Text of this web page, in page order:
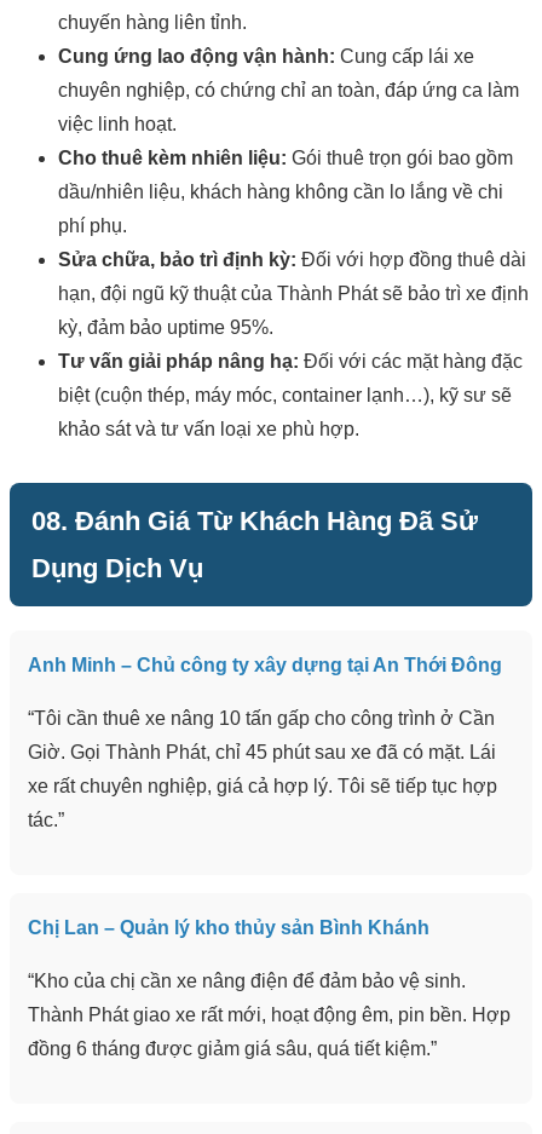
chuyến hàng liên tỉnh.
Cung ứng lao động vận hành: Cung cấp lái xe
chuyên nghiệp, có chứng chỉ an toàn, đáp ứng ca làm
việc linh hoạt.
Cho thuê kèm nhiên liệu: Gói thuê trọn gói bao gồm
dầu/nhiên liệu, khách hàng không cần lo lắng về chi
phí phụ.
Sửa chữa, bảo trì định kỳ: Đối với hợp đồng thuê dài
hạn, đội ngũ kỹ thuật của Thành Phát sẽ bảo trì xe định
kỳ, đảm bảo uptime 95%.
Tư vấn giải pháp nâng hạ: Đối với các mặt hàng đặc
biệt (cuộn thép, máy móc, container lạnh…), kỹ sư sẽ
khảo sát và tư vấn loại xe phù hợp.
08. Đánh Giá Từ Khách Hàng Đã Sử
Dụng Dịch Vụ
Anh Minh – Chủ công ty xây dựng tại An Thới Đông
“Tôi cần thuê xe nâng 10 tấn gấp cho công trình ở Cần
Giờ. Gọi Thành Phát, chỉ 45 phút sau xe đã có mặt. Lái
xe rất chuyên nghiệp, giá cả hợp lý. Tôi sẽ tiếp tục hợp
tác.”
Chị Lan – Quản lý kho thủy sản Bình Khánh
“Kho của chị cần xe nâng điện để đảm bảo vệ sinh.
Thành Phát giao xe rất mới, hoạt động êm, pin bền. Hợp
đồng 6 tháng được giảm giá sâu, quá tiết kiệm.”